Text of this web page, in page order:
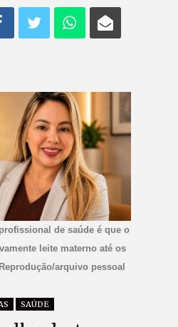
de saúde é que o
leite materno até os
arquivo pessoal
SAÚDE